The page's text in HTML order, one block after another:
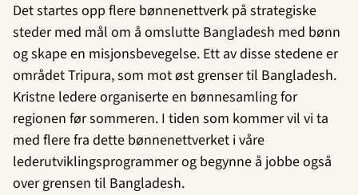
Det startes opp flere bønnenettverk på strategiske
steder med mål om å omslutte Bangladesh med bønn
og skape en misjonsbevegelse. Ett av disse stedene er
området Tripura, som mot øst grenser til Bangladesh.
Kristne ledere organiserte en bønnesamling for
regionen før sommeren. I tiden som kommer vil vi ta
med flere fra dette bønnenettverket i våre
lederutviklingsprogrammer og begynne å jobbe også
over grensen til Bangladesh.